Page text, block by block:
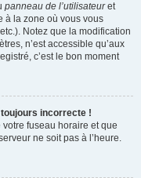
panneau de l’utilisateuret
à la zone où vous vous
Notez que la modification
n’est accessible qu’aux
c’est le bon moment
toujours incorrecte !
fuseau horaire et que
ne soit pas à l’heure.